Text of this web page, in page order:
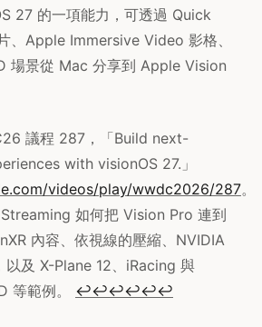
27 的一項能力，可透過 Quick
、Apple Immersive Video 影格、
場景從 Mac 分享到 Apple Vision
議程 287，「Build next-
with visionOS 27.」
videos/play/wwdc2026/287。
如何把 Vision Pro 連到
內容、依視線的壓縮、NVIDIA
以及 X-Plane 12、iRacing 與
等範例。 ↩↩↩↩↩↩